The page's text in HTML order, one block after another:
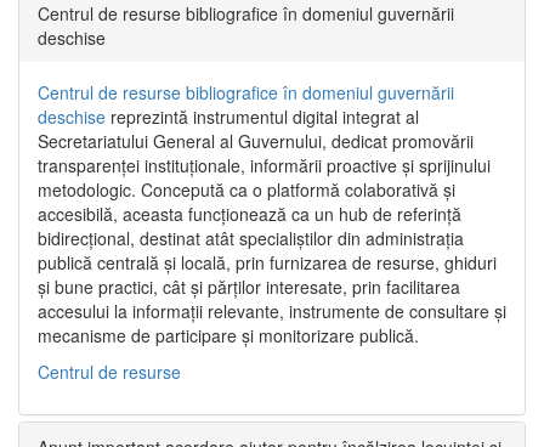
Centrul de resurse bibliografice în domeniul guvernării
deschise
Centrul de resurse bibliografice în domeniul guvernării
deschise reprezintă instrumentul digital integrat al
Secretariatului General al Guvernului, dedicat promovării
transparenței instituționale, informării proactive și sprijinului
metodologic. Concepută ca o platformă colaborativă și
accesibilă, aceasta funcționează ca un hub de referință
bidirecțional, destinat atât specialiștilor din administrația
publică centrală și locală, prin furnizarea de resurse, ghiduri
și bune practici, cât și părților interesate, prin facilitarea
accesului la informații relevante, instrumente de consultare și
mecanisme de participare și monitorizare publică.
Centrul de resurse